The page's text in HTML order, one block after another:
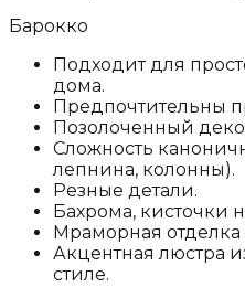
Барокко
Подходит для
дома.
Предпочтительны
Позолоченный
Сложность
лепнина, колонны).
Резные детали.
Бахрома, кисточки
Мраморная отделка
Акцентная люстра
стиле.